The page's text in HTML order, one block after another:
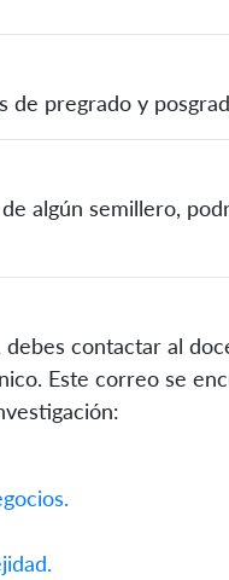
de pregrado y
algún semillero,
contactar al
Este correo se